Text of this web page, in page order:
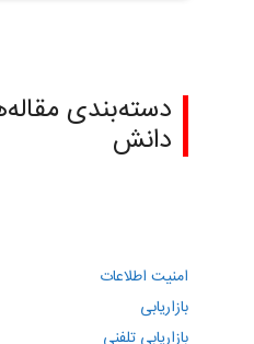
دسته‌بندی
دانش
امنیت اطلاعات
بازاریابی
بازاریابی تلفنی